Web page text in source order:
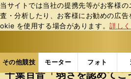
当サイトでは当社の提携先等がお客様
査・分析したり、お客様にお勧めの広
okie を使⽤する場合があります。詳し
その他競技 モーター フォト
ス
その他競技の記事一覧 フィ
千葉百音「弱さを認めて